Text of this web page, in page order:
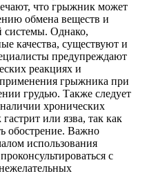
что грыжник может
обмена веществ и
Однако,
качества, существуют и
предупреждают
реакциях и
грыжника при
грудью. Также следует
хронических
или язва, так как
обострение. Важно
использования
с